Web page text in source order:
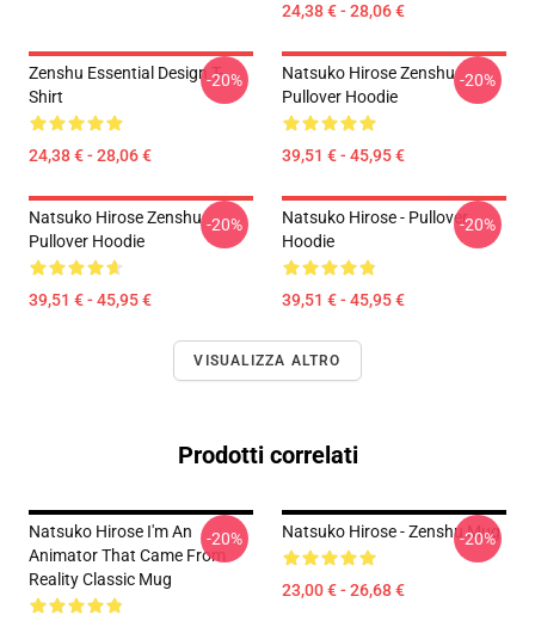
24,38 € - 28,06 €
Zenshu Essential Design T-
Shirt
24,38 € - 28,06 €
-20%
Natsuko Hirose Zenshu
Pullover Hoodie
39,51 € - 45,95 €
-20%
Natsuko Hirose Zenshu
Pullover Hoodie
39,51 € - 45,95 €
-20%
Natsuko Hirose - Pullover
Hoodie
39,51 € - 45,95 €
-20%
VISUALIZZA ALTRO
Prodotti correlati
Natsuko Hirose I'm An
Animator That Came From
Reality Classic Mug
-20% Natsuko Hirose - Zenshu Mug
23,00 € - 26,68 €
-20%